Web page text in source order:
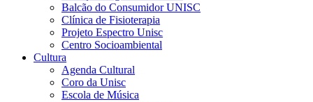
Balcão do Consumidor UNISC
Clínica de Fisioterapia
Projeto Espectro Unisc
Centro Socioambiental
Cultura
Agenda Cultural
Coro da Unisc
Escola de Música